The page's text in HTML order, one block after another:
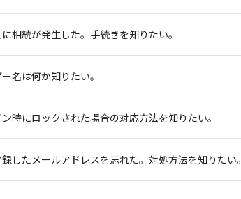
に相続が発生した。手続きを知りたい。
名は何か知りたい。
ン時にロックされた場合の対応方法を知りたい。
録したメールアドレスを忘れた。対処方法を知りたい。